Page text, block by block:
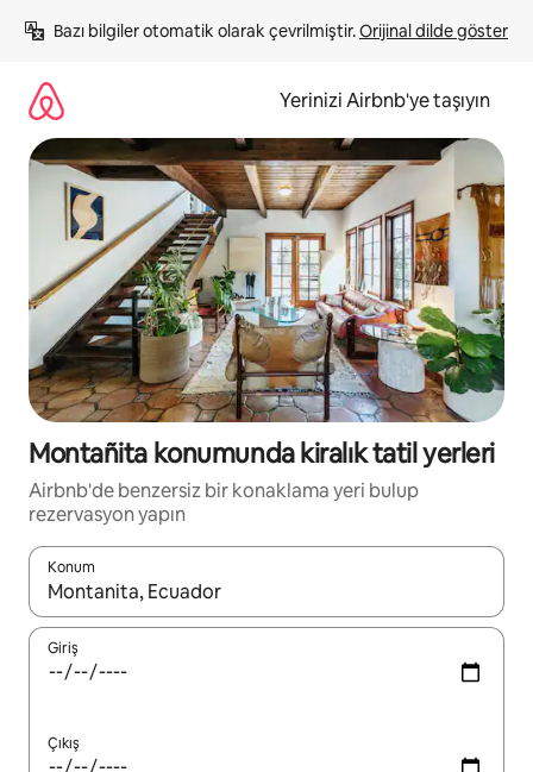
atla
Bazı bilgiler otomatik olarak çevrilmiştir. Orijinal dilde göster
Yerinizi Airbnb'ye taşıyın
Montañita konumunda kiralık tatil yerleri
Airbnb'de benzersiz bir konaklama yeri bulup
rezervasyon yapın
Konum
Sonuçlar kullanılabilir olduğunda yukarı ve aşağı oklarıyla
Giriş
Çıkış